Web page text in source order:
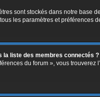
sont stockés dans notre base
les paramètres et préférences
la liste des membres connectés ?
du forum », vous trouverez